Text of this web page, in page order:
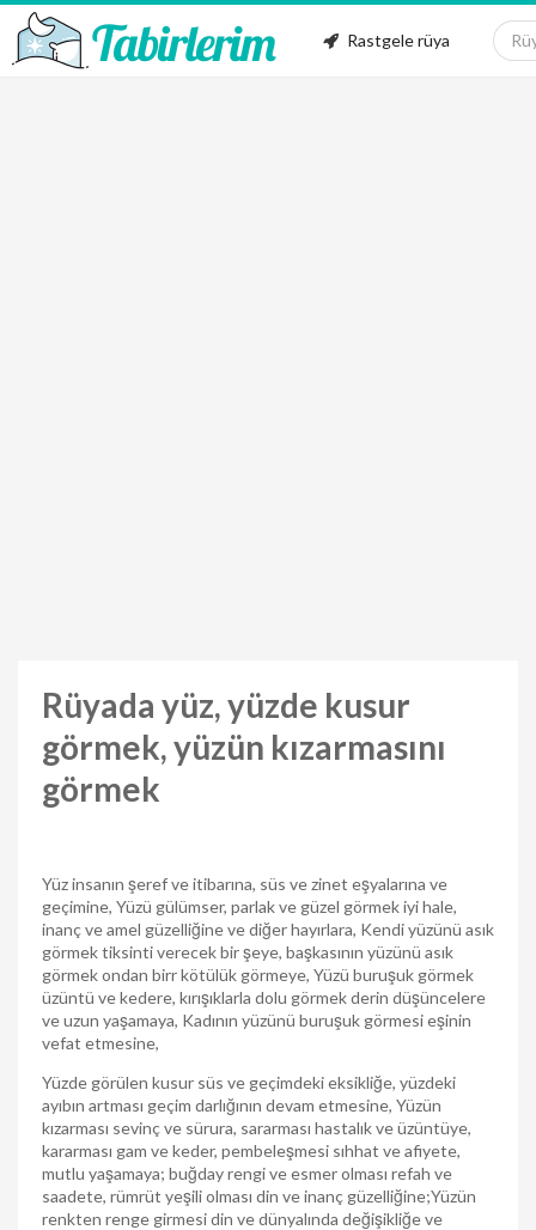
Rastgele rüya
Rüyada yüz, yüzde kusur
görmek, yüzün kızarmasını
görmek
Yüz insanın şeref ve itibarına, süs ve zinet eşyalarına ve
geçimine, Yüzü gülümser, parlak ve güzel görmek iyi hale,
inanç ve amel güzelliğine ve diğer hayırlara, Kendi yüzünü asık
görmek tiksinti verecek bir şeye, başkasının yüzünü asık
görmek ondan birr kötülük görmeye, Yüzü buruşuk görmek
üzüntü ve kedere, kırışıklarla dolu görmek derin düşüncelere
ve uzun yaşamaya, Kadının yüzünü buruşuk görmesi eşinin
vefat etmesine,
Yüzde görülen kusur süs ve geçimdeki eksikliğe, yüzdeki
ayıbın artması geçim darlığının devam etmesine, Yüzün
kızarması sevinç ve sürura, sararması hastalık ve üzüntüye,
kararması gam ve keder, pembeleşmesi sıhhat ve afiyete,
mutlu yaşamaya; buğday rengi ve esmer olması refah ve
saadete, rümrüt yeşili olması din ve inanç güzelliğine;Yüzün
renkten renge girmesi din ve dünyalında değişikliğe ve